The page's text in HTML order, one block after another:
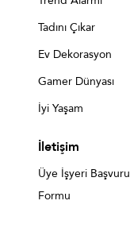
Tadını Çıkar
Ev Dekorasyon
Gamer Dünyası
İyi Yaşam
İletişim
Üye İşyeri Başvuru
Formu